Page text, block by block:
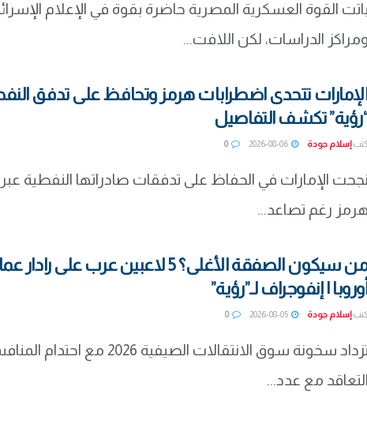
باتت القوة العسكرية المصرية حاضرة بقوة في الإعلام
ومراكز الدراسات، لكن اللافت...
الإمارات تتحدى اضطرابات هرمز وتحافظ على تدفق
تكشف التفاصيل
كتب إسلام جودة 2026-08-06
0
نجحت الإمارات في الحفاظ على تدفقات صادراتها النفطية
هرمز رغم تصاعد...
من سيكون الصفقة الأغلى؟ 5 لاعبين عرب على
أوروبا | إنفوجراف لـ”رؤية”
كتب إسلام جودة 2026-08-05
0
تزداد سخونة سوق الانتقالات الصيفية 2026 مع
التعاقد مع عدد...